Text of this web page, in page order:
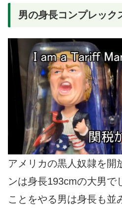
男の身長コンプレック
アメリカの黒人奴隷を開
ンは身長193cmの大男で
ことをやる男は身長も並